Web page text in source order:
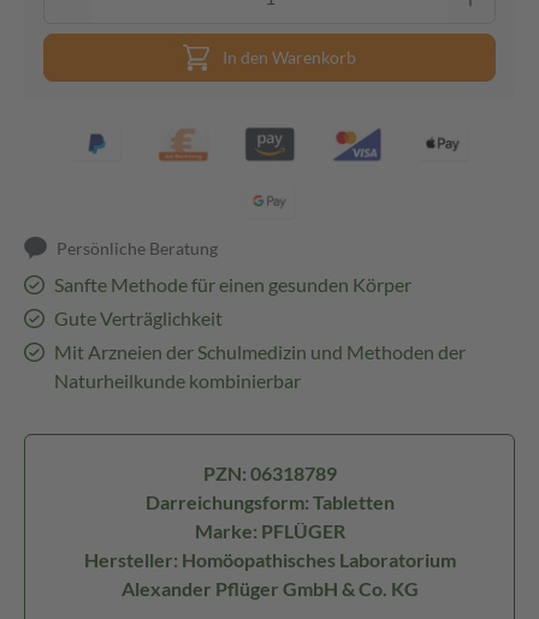
In den Warenkorb
Persönliche Beratung
Sanfte Methode für einen gesunden Körper
Gute Verträglichkeit
Mit Arzneien der Schulmedizin und Methoden der
Naturheilkunde kombinierbar
PZN: 06318789
Darreichungsform: Tabletten
Marke: PFLÜGER
Hersteller: Homöopathisches Laboratorium
Alexander Pflüger GmbH & Co. KG